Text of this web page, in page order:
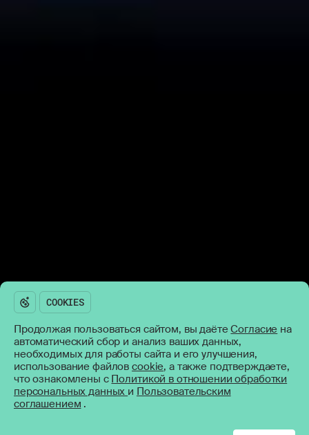
Согласие на обработку персональных данных
Пользовательское соглашение
634034,РОССИЯ, Г. ТОМСК, УЛ. НАХИМОВА, 8/2
+7(3822) 55-60-92
SUPPORT@ARTLIFE.RU
Продолжая пользоваться сайтом, вы даётеСогласие на
автоматический сбор и анализ ваших данных,
необходимых для работы сайта и его улучшения,
использование файловcookie, а также подтверждаете,
что ознакомлены с Политикой в отношении обработки
персональных данных и Пользовательским
соглашением .